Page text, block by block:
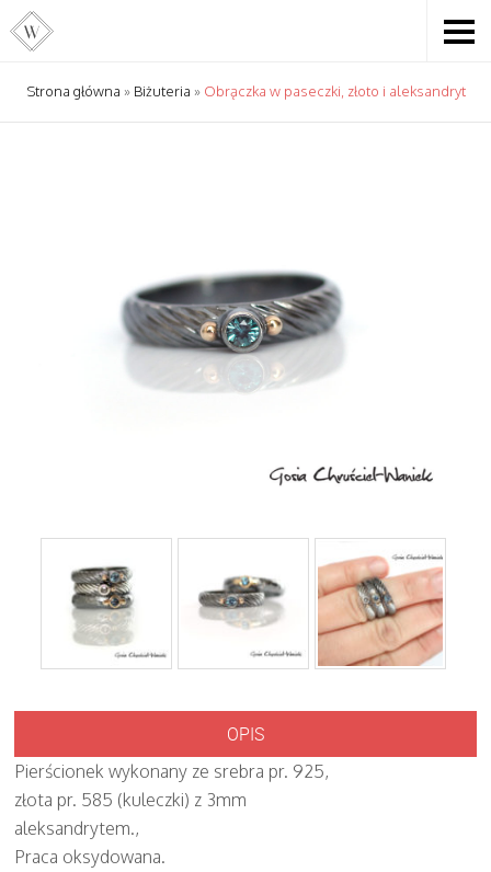
Strona główna » Biżuteria » Obrączka w paseczki, złoto i aleksandryt
OPIS
Pierścionek wykonany ze srebra pr. 925,
złota pr. 585 (kuleczki) z 3mm
aleksandrytem.,
Praca oksydowana.